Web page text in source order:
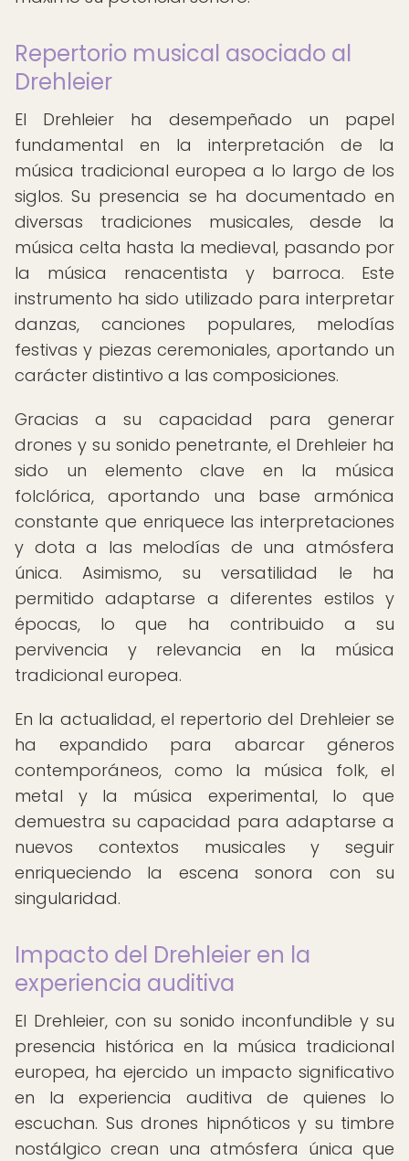
Repertorio musical asociado al
Drehleier
El Drehleier ha desempeñado un papel
fundamental en la interpretación de la
música tradicional europea a lo largo de los
siglos. Su presencia se ha documentado en
diversas tradiciones musicales, desde la
música celta hasta la medieval, pasando por
la música renacentista y barroca. Este
instrumento ha sido utilizado para interpretar
danzas, canciones populares, melodías
festivas y piezas ceremoniales, aportando un
carácter distintivo a las composiciones.
Gracias a su capacidad para generar
drones y su sonido penetrante, el Drehleier ha
sido un elemento clave en la música
folclórica, aportando una base armónica
constante que enriquece las interpretaciones
y dota a las melodías de una atmósfera
única. Asimismo, su versatilidad le ha
permitido adaptarse a diferentes estilos y
épocas, lo que ha contribuido a su
pervivencia y relevancia en la música
tradicional europea.
En la actualidad, el repertorio del Drehleier se
ha expandido para abarcar géneros
contemporáneos, como la música folk, el
metal y la música experimental, lo que
demuestra su capacidad para adaptarse a
nuevos contextos musicales y seguir
enriqueciendo la escena sonora con su
singularidad.
Impacto del Drehleier en la
experiencia auditiva
El Drehleier, con su sonido inconfundible y su
presencia histórica en la música tradicional
europea, ha ejercido un impacto significativo
en la experiencia auditiva de quienes lo
escuchan. Sus drones hipnóticos y su timbre
nostálgico crean una atmósfera única que